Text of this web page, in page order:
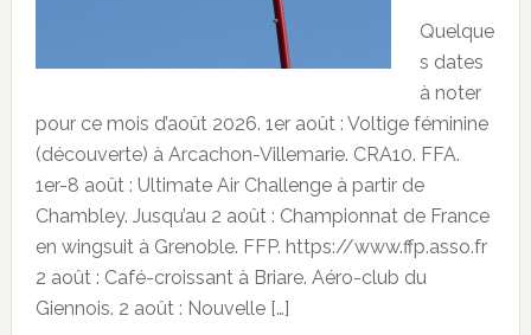
Quelque
s dates
à noter
pour ce mois d’août 2026. 1er août : Voltige féminine
(découverte) à Arcachon-Villemarie. CRA10. FFA.
1er-8 août : Ultimate Air Challenge à partir de
Chambley. Jusqu’au 2 août : Championnat de France
en wingsuit à Grenoble. FFP. https://www.ffp.asso.fr
2 août : Café-croissant à Briare. Aéro-club du
Giennois. 2 août : Nouvelle […]